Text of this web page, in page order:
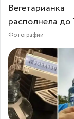
Вегетарианка
располнела до
Фотографии